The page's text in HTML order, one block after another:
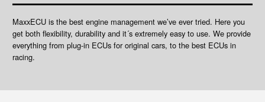
MaxxECU is the best engine management we’ve ever tried. Here you
get both flexibility, durability and it´s extremely easy to use. We provide
everything from plug-in ECUs for original cars, to the best ECUs in
racing.